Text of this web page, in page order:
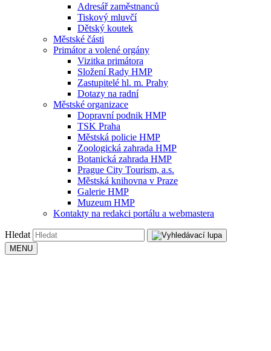
Adresář zaměstnanců
Tiskový mluvčí
Dětský koutek
Městské části
Primátor a volené orgány
Vizitka primátora
Složení Rady HMP
Zastupitelé hl. m. Prahy
Dotazy na radní
Městské organizace
Dopravní podnik HMP
TSK Praha
Městská policie HMP
Zoologická zahrada HMP
Botanická zahrada HMP
Prague City Tourism, a.s.
Městská knihovna v Praze
Galerie HMP
Muzeum HMP
Kontakty na redakci portálu a webmastera
Hledat
MENU